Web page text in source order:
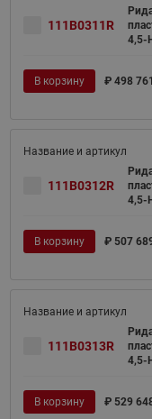
111B0311R
4,5-
В корзину ₽ 498
111B0312R
4,5-
В корзину ₽ 507
111B0313R
4,5-
В корзину ₽ 529